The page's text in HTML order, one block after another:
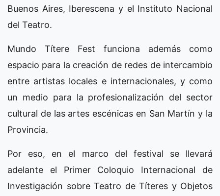
Buenos Aires, Iberescena y el Instituto Nacional
del Teatro.
Mundo Títere Fest funciona además como
espacio para la creación de redes de intercambio
entre artistas locales e internacionales, y como
un medio para la profesionalización del sector
cultural de las artes escénicas en San Martín y la
Provincia.
Por eso, en el marco del festival se llevará
adelante el Primer Coloquio Internacional de
Investigación sobre Teatro de Títeres y Objetos